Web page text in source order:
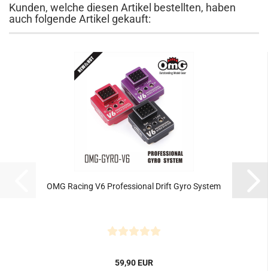
Kunden, welche diesen Artikel bestellten, haben
auch folgende Artikel gekauft:
OMG Racing V6 Professional Drift Gyro System
59,90 EUR